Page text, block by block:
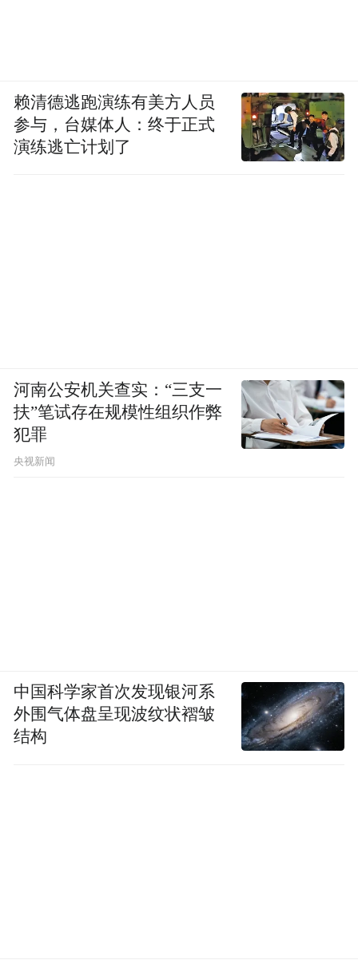
赖清德逃跑演练有美方人员
参与，台媒体人：终于正式
演练逃亡计划了
河南公安机关查实：“三支一
扶”笔试存在规模性组织作弊
犯罪
央视新闻
中国科学家首次发现银河系
外围气体盘呈现波纹状褶皱
结构